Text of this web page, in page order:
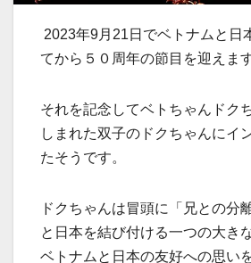
2023年9月21日でベトナムと日
てから５０周年の節目を迎えます
それを記念してベトちゃんドク
しまれた双子のドクちゃんにイ
たそうです。
ドクちゃんは冒頭に「兄との分
と日本を結び付ける一つの大き
ベトナムと日本の友好への思い